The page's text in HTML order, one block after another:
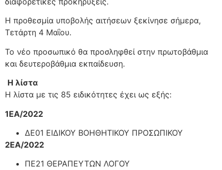
Η προθεσμία υποβολής αιτήσεων ξεκίνησε σήμερα,
Τετάρτη 4 Μαΐου.
Το νέο προσωπικό θα προσληφθεί στην πρωτοβάθμια
και δευτεροβάθμια εκπαίδευση.
Η λίστα
Η λίστα με τις 85 ειδικότητες έχει ως εξής:
1ΕΑ/2022
ΔΕ01 ΕΙΔΙΚΟΥ ΒΟΗΘΗΤΙΚΟΥ ΠΡΟΣΩΠΙΚΟΥ
2ΕΑ/2022
ΠΕ21 ΘΕΡΑΠΕΥΤΩΝ ΛΟΓΟΥ